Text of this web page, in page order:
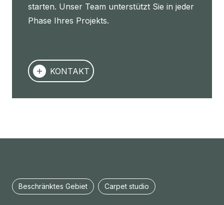
starten. Unser Team unterstützt Sie in jeder
Phase Ihres Projekts.
KONTAKT
Beschränktes Gebiet Carpet studio